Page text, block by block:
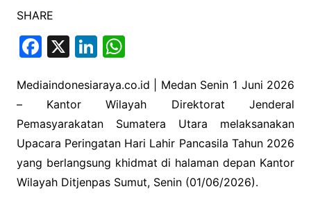
SHARE
F
c
e
b
o
o
X Li
k
e
dI
n
W
at
s
A
p
p
Mediaindonesiaraya.co.id | Medan Senin 1 Juni 2026
– Kantor Wilayah Direktorat Jenderal
Pemasyarakatan Sumatera Utara melaksanakan
Upacara Peringatan Hari Lahir Pancasila Tahun 2026
yang berlangsung khidmat di halaman depan Kantor
Wilayah Ditjenpas Sumut, Senin (01/06/2026).